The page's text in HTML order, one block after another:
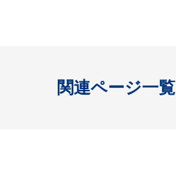
関連ページ一覧
開く